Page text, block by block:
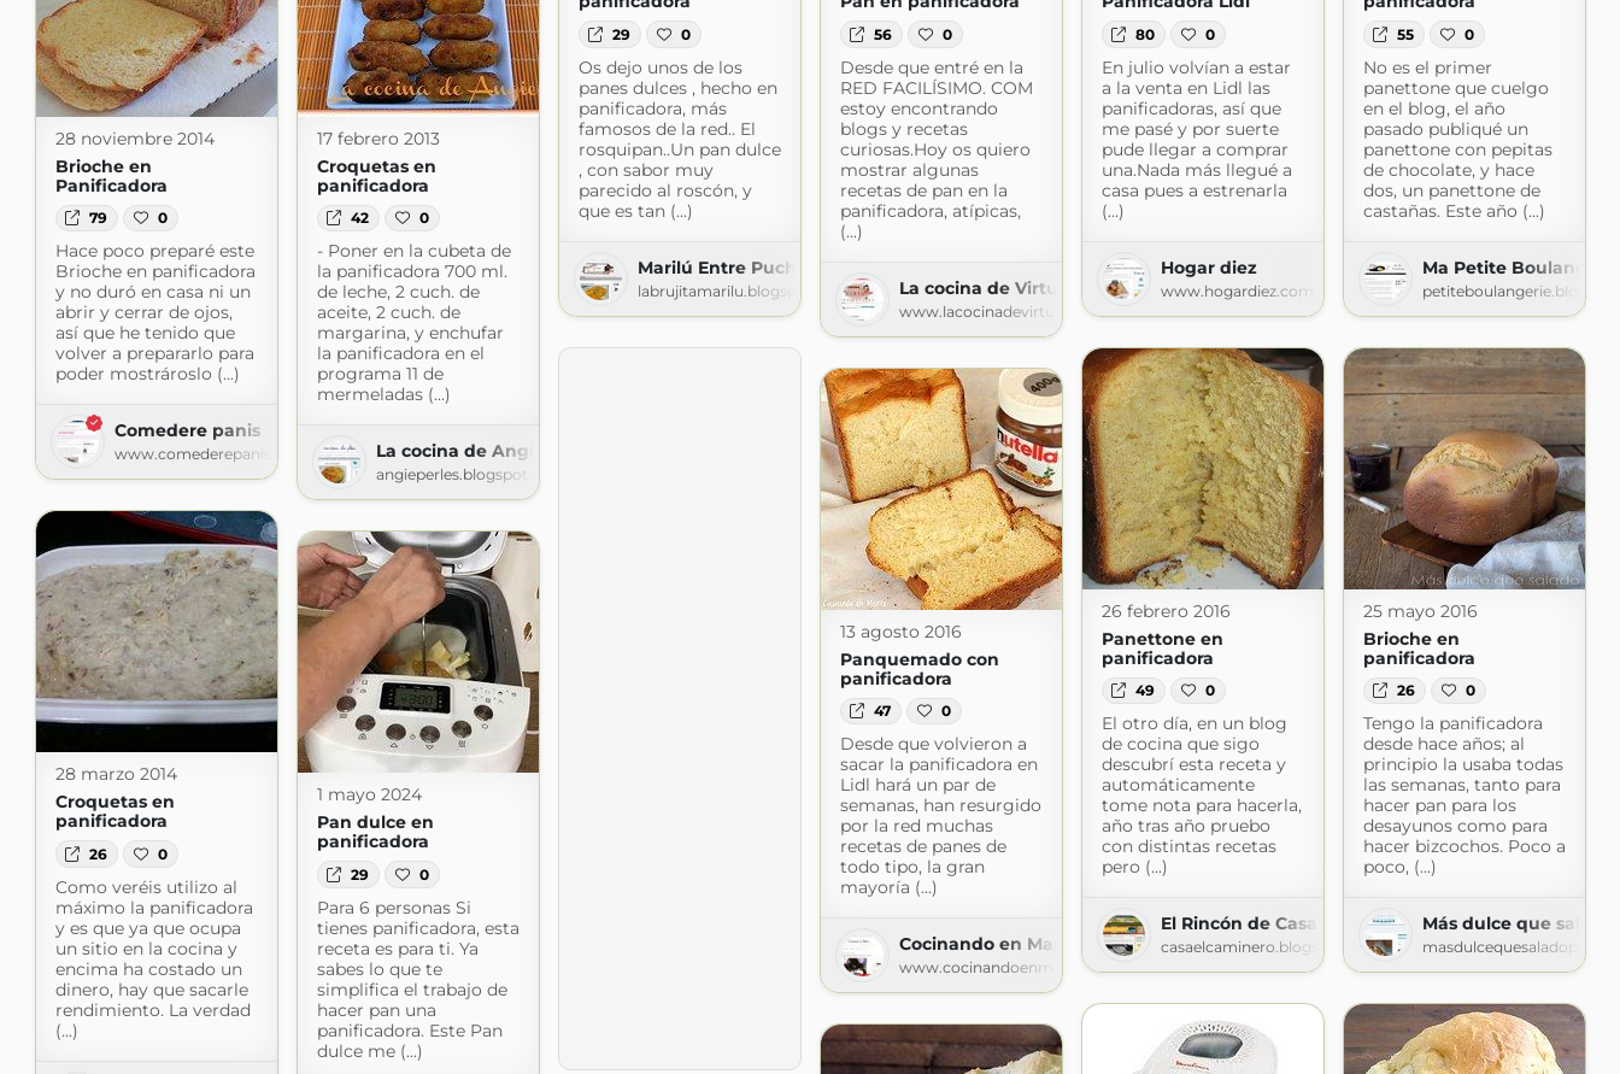
29 0
Os dejo unos de los
panes dulces , hecho en
panificadora, más
famosos de la red.. El
rosquipan..Un pan dulce
, con sabor muy
parecido al roscón, y
que es tan (...)
Marilú Entre Pucheros
labrujitamarilu.blogspot.com
55 0
No es el primer
panettone que cuelgo
en el blog, el año
pasado publiqué un
panettone con pepitas
de chocolate, y hace
dos, un panettone de
castañas. Este año (...)
Ma Petite Boulangerie
56 0
Desde que entré en la
RED FACILÍSIMO. COM
estoy encontrando
blogs y recetas
curiosas.Hoy os quiero
mostrar algunas
recetas de pan en la
panificadora, atípicas,
(...)
La cocina de Virtu
www.lacocinadevirtu.com
80 0
En julio volvían a estar
a la venta en Lidl las
panificadoras, así que
me pasé y por suerte
pude llegar a comprar
una.Nada más llegué a
casa pues a estrenarla
(...)
Hogar diez
www.hogardiez.com.es
28 noviembre 2014
Brioche en
Panificadora
79 0
Hace poco preparé este
Brioche en panificadora
y no duró en casa ni un
abrir y cerrar de ojos,
así que he tenido que
volver a prepararlo para
poder mostrároslo (...)
Comedere panis
www.comederepanis.com
17 febrero 2013
Croquetas en
panificadora
42 0
- Poner en la cubeta de
la panificadora 700 ml.
de leche, 2 cuch. de
aceite, 2 cuch. de
margarina, y enchufar
la panificadora en el
programa 11 de
mermeladas (...)
La cocina de Angie
angieperles.blogspot.com
26 febrero 2016
Panettone en
panificadora
49 0
El otro día, en un blog
de cocina que sigo
descubrí esta receta y
automáticamente
tome nota para hacerla,
año tras año pruebo
con distintas recetas
pero (...)
El Rincón de Casa El Caminero (Merás-Asturias)
casaelcaminero.blogspot.com
25 mayo 2016
Brioche en
panificadora
26 0
Tengo la panificadora
desde hace años; al
principio la usaba todas
las semanas, tanto para
hacer pan para los
desayunos como para
hacer bizcochos. Poco a
poco, (...)
Más dulce que salado
13 agosto 2016
Panquemado con
panificadora
47 0
Desde que volvieron a
sacar la panificadora en
Lidl hará un par de
semanas, han resurgido
por la red muchas
recetas de panes de
todo tipo, la gran
mayoría (...)
Cocinando en Marte
www.cocinandoenmarte.com
28 marzo 2014
Croquetas en
panificadora
26 0
Como veréis utilizo al
máximo la panificadora
y es que ya que ocupa
un sitio en la cocina y
encima ha costado un
dinero, hay que sacarle
rendimiento. La verdad
(...)
1 mayo 2024
Pan dulce en
panificadora
29 0
Para 6 personas Si
tienes panificadora, esta
receta es para ti. Ya
sabes lo que te
simplifica el trabajo de
hacer pan una
panificadora. Este Pan
dulce me (...)